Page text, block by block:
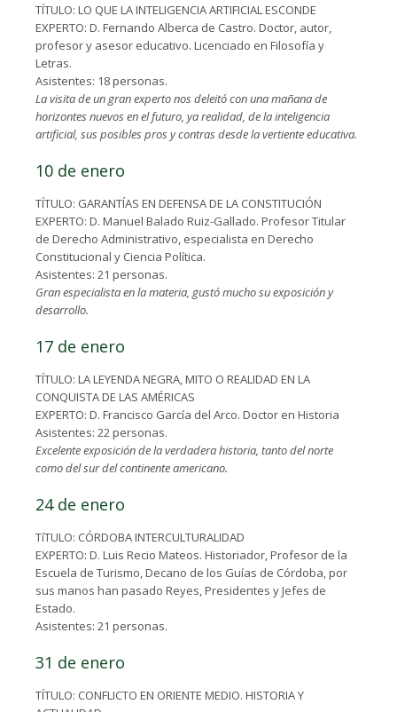
TÍTULO: LO QUE LA INTELIGENCIA ARTIFICIAL ESCONDE
EXPERTO: D. Fernando Alberca de Castro. Doctor, autor,
profesor y asesor educativo. Licenciado en Filosofía y
Letras.
Asistentes: 18 personas.
La visita de un gran experto nos deleitó con una mañana de
horizontes nuevos en el futuro, ya realidad, de la inteligencia
artificial, sus posibles pros y contras desde la vertiente educativa.
10 de enero
TÍTULO: GARANTÍAS EN DEFENSA DE LA CONSTITUCIÓN
EXPERTO: D. Manuel Balado Ruiz-Gallado. Profesor Titular
de Derecho Administrativo, especialista en Derecho
Constitucional y Ciencia Política.
Asistentes: 21 personas.
Gran especialista en la materia, gustó mucho su exposición y
desarrollo.
17 de enero
TÍTULO: LA LEYENDA NEGRA, MITO O REALIDAD EN LA
CONQUISTA DE LAS AMÉRICAS
EXPERTO: D. Francisco García del Arco. Doctor en Historia
Asistentes: 22 personas.
Excelente exposición de la verdadera historia, tanto del norte
como del sur del continente americano.
24 de enero
TíTULO: CÓRDOBA INTERCULTURALIDAD
EXPERTO: D. Luis Recio Mateos. Historiador, Profesor de la
Escuela de Turismo, Decano de los Guías de Córdoba, por
sus manos han pasado Reyes, Presidentes y Jefes de
Estado.
Asistentes: 21 personas.
31 de enero
TÍTULO: CONFLICTO EN ORIENTE MEDIO. HISTORIA Y